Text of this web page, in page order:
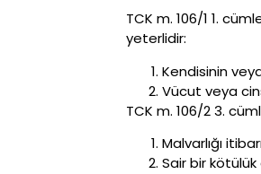
TCK m. 106/1 1.
yeterlidir:
Kendisinin
Vücut veya
TCK m. 106/2 3.
Malvarlığı
Sair bir